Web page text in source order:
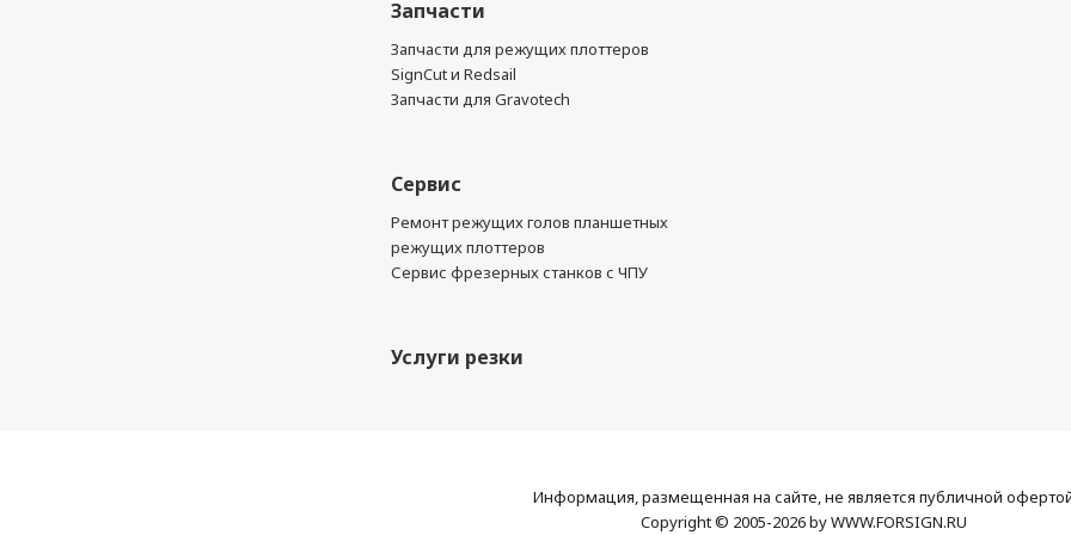
Запчасти
Запчасти для режущих плоттеров
SignCut и Redsail
Запчасти для Gravotech
Сервис
Ремонт режущих голов планшетных
режущих плоттеров
Сервис фрезерных станков с ЧПУ
Услуги резки
Информация, размещенная на сайте, не является публичной
Copyright © 2005-2026 by WWW.FORSIGN.RU